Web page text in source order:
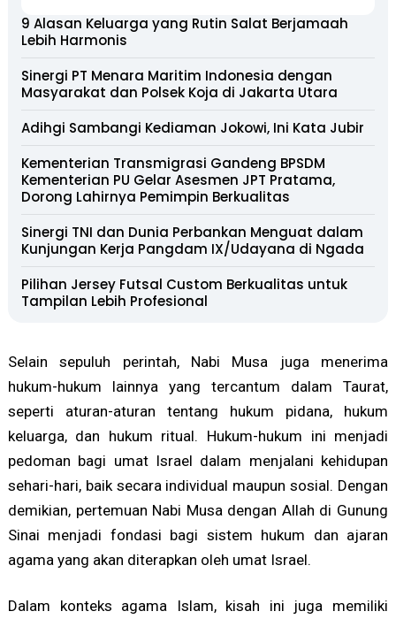
9 Alasan Keluarga yang Rutin Salat Berjamaah
Lebih Harmonis
Sinergi PT Menara Maritim Indonesia dengan
Masyarakat dan Polsek Koja di Jakarta Utara
Adihgi Sambangi Kediaman Jokowi, Ini Kata Jubir
Kementerian Transmigrasi Gandeng BPSDM
Kementerian PU Gelar Asesmen JPT Pratama,
Dorong Lahirnya Pemimpin Berkualitas
Sinergi TNI dan Dunia Perbankan Menguat dalam
Kunjungan Kerja Pangdam IX/Udayana di Ngada
Pilihan Jersey Futsal Custom Berkualitas untuk
Tampilan Lebih Profesional
Selain sepuluh perintah, Nabi Musa juga menerima
hukum-hukum lainnya yang tercantum dalam Taurat,
seperti aturan-aturan tentang hukum pidana, hukum
keluarga, dan hukum ritual. Hukum-hukum ini menjadi
pedoman bagi umat Israel dalam menjalani kehidupan
sehari-hari, baik secara individual maupun sosial. Dengan
demikian, pertemuan Nabi Musa dengan Allah di Gunung
Sinai menjadi fondasi bagi sistem hukum dan ajaran
agama yang akan diterapkan oleh umat Israel.
Dalam konteks agama Islam, kisah ini juga memiliki